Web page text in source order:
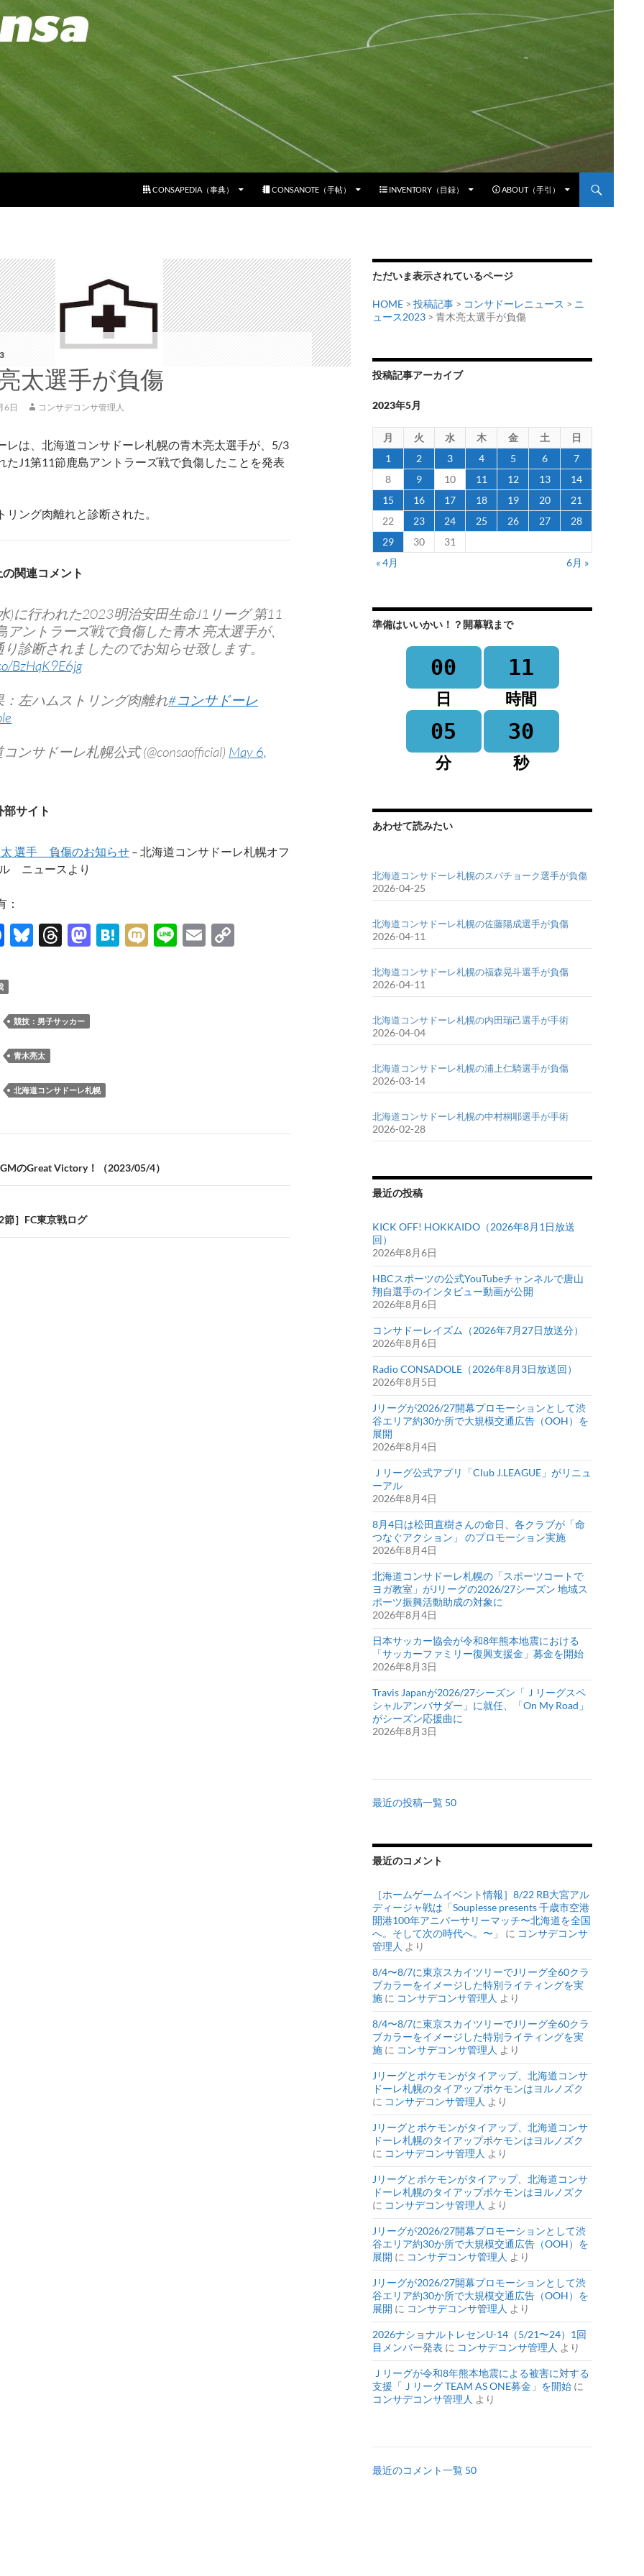
CONSAPEDIA（事典）
CONSANOTE（手帖） INVENTORY（目録） ABOUT（手引）
太選手が負傷
6日 コンサデコンサ管理人
レは、北海道コンサドーレ札幌の青木亮太選手が、5/3
たJ1第11節鹿島アントラーズ戦で負傷したことを発表
リング肉離れと診断された。
の関連コメント
)に行われた2023明治安田生命J1リーグ 第11
アントラーズ戦で負傷した青木 亮太選手が、
り診断されましたのでお知らせ致します。
BzHqK9E6jg
：左ハムストリング肉離れ#コンサドーレ
ンサドーレ札幌公式 (@consaofficial) May 6,
部サイト
太 選手 負傷のお知らせ – 北海道コンサドーレ札幌オフ
ニュースより
：
F
e
o
o
Bl
y
T
ds
M H
M Li
E
競技：男子サッカー
青木亮太
北海道コンサドーレ札幌
のGreat Victory！（2023/05/4）
節］FC東京戦ログ
ただいま表示されているページ
HOME > 投稿記事 > コンサドーレニュース > ニ
ュース2023 > 青木亮太選手が負傷
投稿記事アーカイブ
2023年5月
月 火 水 木 金 土
日
1
2 3 4 5 6
7
8
9 10 11 12 13
14
15
16 17 18 19 20
21
22
23 24 25 26 27
28
29
30
31
« 4月
6月 »
準備はいいかい！？開幕戦まで
00
日
11
時間
05
分
30
秒
あわせて読みたい
北海道コンサドーレ札幌のスパチョーク選手が負傷
2026-04-25
北海道コンサドーレ札幌の佐藤陽成選手が負傷
2026-04-11
北海道コンサドーレ札幌の福森晃斗選手が負傷
2026-04-11
北海道コンサドーレ札幌の内田瑞己選手が手術
2026-04-04
北海道コンサドーレ札幌の浦上仁騎選手が負傷
2026-03-14
北海道コンサドーレ札幌の中村桐耶選手が手術
2026-02-28
最近の投稿
KICK OFF! HOKKAIDO（2026年8月1日放送
回）
2026年8月6日
HBCスポーツの公式YouTubeチャンネルで唐山
翔自選手のインタビュー動画が公開
2026年8月6日
コンサドーレイズム（2026年7月27日放送分）
2026年8月6日
Radio CONSADOLE（2026年8月3日放送回）
2026年8月5日
Jリーグが2026/27開幕プロモーションとして渋
谷エリア約30か所で大規模交通広告（OOH）を
展開
2026年8月4日
Ｊリーグ公式アプリ「Club J.LEAGUE」がリニュ
ーアル
2026年8月4日
8月4日は松田直樹さんの命日、各クラブが「命
つなぐアクション」 のプロモーション実施
2026年8月4日
北海道コンサドーレ札幌の「スポーツコートで
ヨガ教室」がJリーグの2026/27シーズン 地域ス
ポーツ振興活動助成の対象に
2026年8月4日
日本サッカー協会が令和8年熊本地震における
「サッカーファミリー復興支援金」募金を開始
2026年8月3日
Travis Japanが2026/27シーズン「Ｊリーグスペ
シャルアンバサダー」に就任、「On My Road」
がシーズン応援曲に
2026年8月3日
最近の投稿一覧 50
最近のコメント
［ホームゲームイベント情報］8/22 RB大宮アル
ディージャ戦は「Souplesse presents 千歳市空港
開港100年アニバーサリーマッチ〜北海道を全国
へ。そして次の時代へ。〜」
に コンサデコンサ
管理人 より
8/4〜8/7に東京スカイツリーでJリーグ全60クラ
ブカラーをイメージした特別ライティングを実
施 に コンサデコンサ管理人 より
8/4〜8/7に東京スカイツリーでJリーグ全60クラ
ブカラーをイメージした特別ライティングを実
施 に コンサデコンサ管理人 より
Jリーグとポケモンがタイアップ、北海道コンサ
ドーレ札幌のタイアップポケモンはヨルノズク
に コンサデコンサ管理人 より
Jリーグとポケモンがタイアップ、北海道コンサ
ドーレ札幌のタイアップポケモンはヨルノズク
に コンサデコンサ管理人 より
Jリーグとポケモンがタイアップ、北海道コンサ
ドーレ札幌のタイアップポケモンはヨルノズク
に コンサデコンサ管理人 より
Jリーグが2026/27開幕プロモーションとして渋
谷エリア約30か所で大規模交通広告（OOH）を
展開 に コンサデコンサ管理人 より
Jリーグが2026/27開幕プロモーションとして渋
谷エリア約30か所で大規模交通広告（OOH）を
展開 に コンサデコンサ管理人 より
2026ナショナルトレセンU-14（5/21〜24）1回
目メンバー発表 に コンサデコンサ管理人 より
Ｊリーグが令和8年熊本地震による被害に対する
支援「Ｊリーグ TEAM AS ONE募金」を開始 に
コンサデコンサ管理人 より
最近のコメント一覧 50